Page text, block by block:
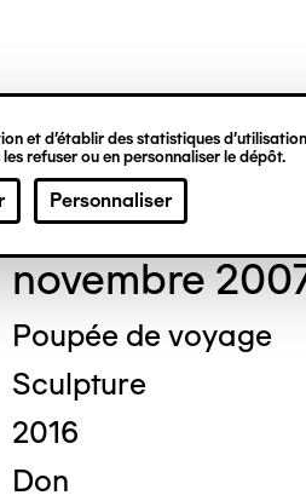
et d’établir des statistiques
refuser ou en personnaliser le dépôt.
Personnaliser
Michel
novembre
Poupée de voyage
Sculpture
2016
Don